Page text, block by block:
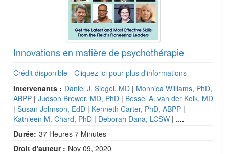
Innovations en matière de psychothérapie
Crédit disponible - Cliquez ici pour plus d'informations
Intervenants : Daniel J. Siegel, MD | Monnica Williams, PhD,
ABPP | Judson Brewer, MD, PhD | Bessel A. van der Kolk, MD
| Susan Johnson, EdD | Kenneth Carter, PhD, ABPP |
Kathleen M. Chard, PhD | Deborah Dana, LCSW | ....
Durée: 37 Heures 7 Minutes
Droit d'auteur : Nov 09, 2020